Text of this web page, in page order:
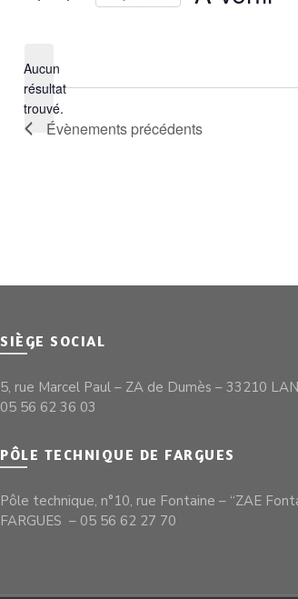
Notice
Aucun
résultat
trouvé.
Évènements précédents
SIÈGE SOCIAL
5, rue Marcel Paul – ZA de Dumès – 33210
05 56 62 36 03
PÔLE TECHNIQUE DE FARGUES
Pôle technique, n°10, rue Fontaine – “ZAE
FARGUES – 05 56 62 27 70